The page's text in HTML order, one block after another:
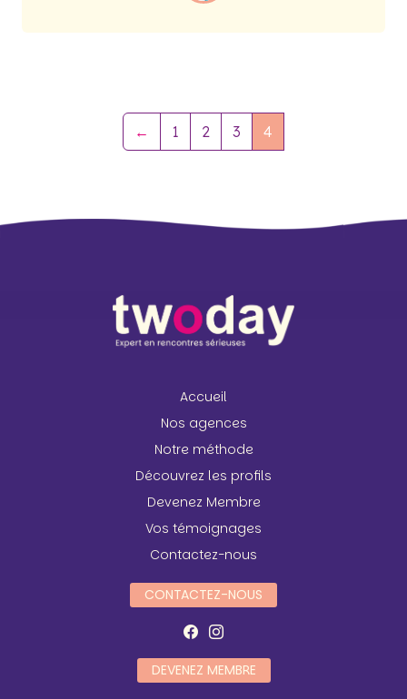
← 1 2 3 4
Accueil
Nos agences
Notre méthode
Découvrez les profils
Devenez Membre
Vos témoignages
Contactez-nous
CONTACTEZ-NOUS
DEVENEZ MEMBRE